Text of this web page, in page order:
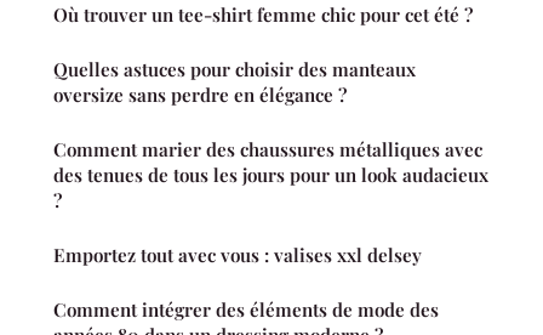
Où trouver un tee-shirt femme chic pour cet été ?
Quelles astuces pour choisir des manteaux
oversize sans perdre en élégance ?
Comment marier des chaussures métalliques avec
des tenues de tous les jours pour un look audacieux
?
Emportez tout avec vous : valises xxl delsey
Comment intégrer des éléments de mode des